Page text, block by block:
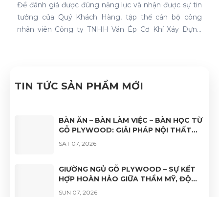
Để đánh giá được đúng năng lực và nhận được sự tin
tưởng của Quý Khách Hàng, tập thể cán bộ công
nhân viên Công ty TNHH Ván Ép Cơ Khí Xáy Dựng
TIN TỨC SẢN PHẨM MỚI
BÀN ĂN – BÀN LÀM VIỆC – BÀN HỌC TỪ
GỖ PLYWOOD: GIẢI PHÁP NỘI THẤT
BỀN ĐẸP, HIỆN ĐẠI VÀ ĐA DẠNG ỨNG
DỤNG
SAT 07, 2026
GIƯỜNG NGỦ GỖ PLYWOOD – SỰ KẾT
HỢP HOÀN HẢO GIỮA THẨM MỸ, ĐỘ
BỀN VÀ TÍNH ỨNG DỤNG
SUN 07, 2026